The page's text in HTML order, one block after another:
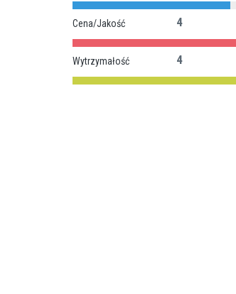
Cena/Jakość 4
Wytrzymałość 4